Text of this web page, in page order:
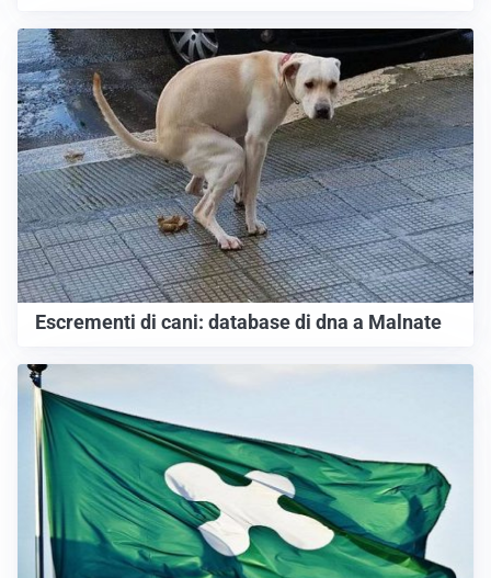
Escrementi di cani: database di dna a Malnate